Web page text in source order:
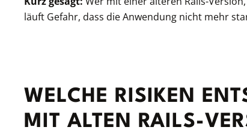
läuft Gefahr, dass die Anwendung nicht mehr
WELCHE RISIKEN
MIT ALTEN RAILS-